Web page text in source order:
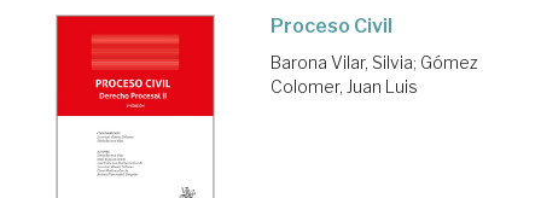
Proceso Civil
Barona Vilar, Silvia; Gómez
Colomer, Juan Luis